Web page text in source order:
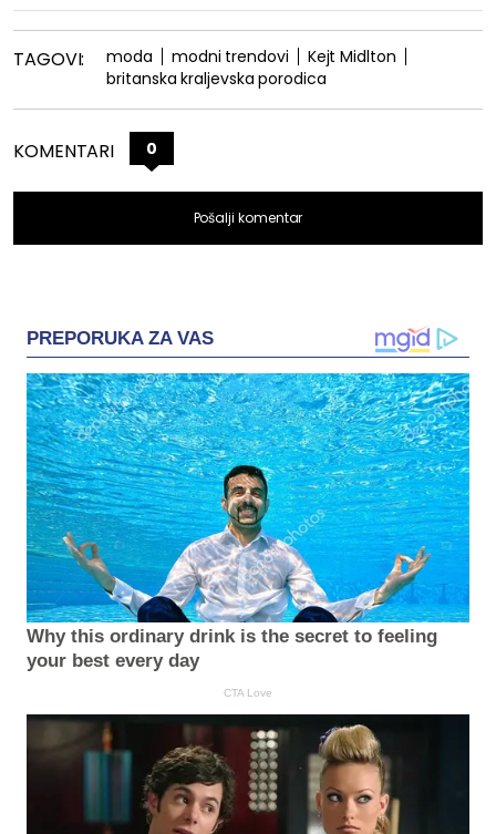
TAGOVI: moda modni trendovi
Kejt Midlton
britanska kraljevska porodica
KOMENTARI 0
Pošalji komentar
PREPORUKA ZA VAS
Why this ordinary drink is the secret to feeling
your best every day
CTA Love